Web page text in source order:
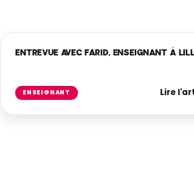
ENTREVUE AVEC FARID, ENSEIGNANT À
ENSEIGNANT Lire